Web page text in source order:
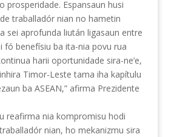
prosperidade. Espansaun husi
traballadór nian no hametin
sei aprofunda liután ligasaun entre
fó benefísiu ba ita-nia povu rua
harii oportunidade sira-ne’e,
Timor-Leste tama iha kapítulu
ba ASEAN,” afirma Prezidente
reafirma nia kompromisu hodi
nian, ho mekanizmu sira